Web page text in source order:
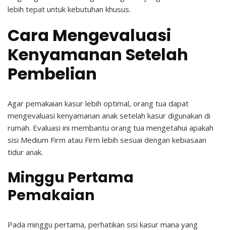
lebih tepat untuk kebutuhan khusus.
Cara Mengevaluasi
Kenyamanan Setelah
Pembelian
Agar pemakaian kasur lebih optimal, orang tua dapat
mengevaluasi kenyamanan anak setelah kasur digunakan di
rumah. Evaluasi ini membantu orang tua mengetahui apakah
sisi Medium Firm atau Firm lebih sesuai dengan kebiasaan
tidur anak.
Minggu Pertama
Pemakaian
Pada minggu pertama, perhatikan sisi kasur mana yang